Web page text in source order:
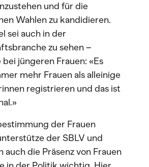
und für die
Wahlen zu kandidieren.
sei auch in der
zu sehen –
jüngeren Frauen: «Es
mehr Frauen als alleinige
registrieren und das ist
der Frauen
der SBLV und
auch die Präsenz von Frauen